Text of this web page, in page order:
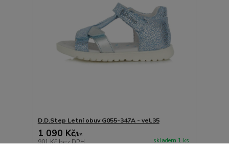
D.D.Step Letní obuv G055-347A - vel.35
1 090 Kč/ks
901 Kčbez DPH skladem 1 ks